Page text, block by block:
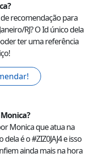
?
recomendação para
/RJ? O Id único dela
ter uma referência
Monica?
Monicaque atua na
dela é o #ZIZ0JAJ4e isso
ainda mais na hora